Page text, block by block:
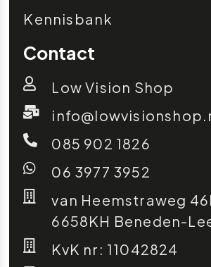
Kennisbank
Contact
Low Vision Shop
085 902 1826
06 3977 3952
van Heemstraweg
6658KH Beneden-
KvK nr: 11042824